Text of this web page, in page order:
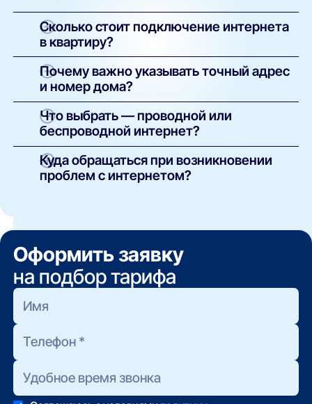
Сколько стоит подключение интернета
в квартиру?
Как правило, установка бесплатна. Вы
оплачиваете только тариф. В некоторых
случаях возможна плата за оборудование —
сумма указывается в условиях конкретного
предложения.
Почему важно указывать точный адрес
и номер дома?
Это необходимо для технической проверки.
Только по точному адресу система может
определить, какие провайдеры доступны в
вашем доме и какие услуги можно подключить.
Что выбрать — проводной или
беспроводной интернет?
Проводной (оптоволоконный) — надёжный и
быстрый, подходит для стабильной работы,
онлайн-игр и стриминга.
кабель. Менее стабилен, может иметь
Куда обращаться при возникновении
проблем с интернетом?
напрямую провайдеру.
Оформить заявку
на подбор тарифа